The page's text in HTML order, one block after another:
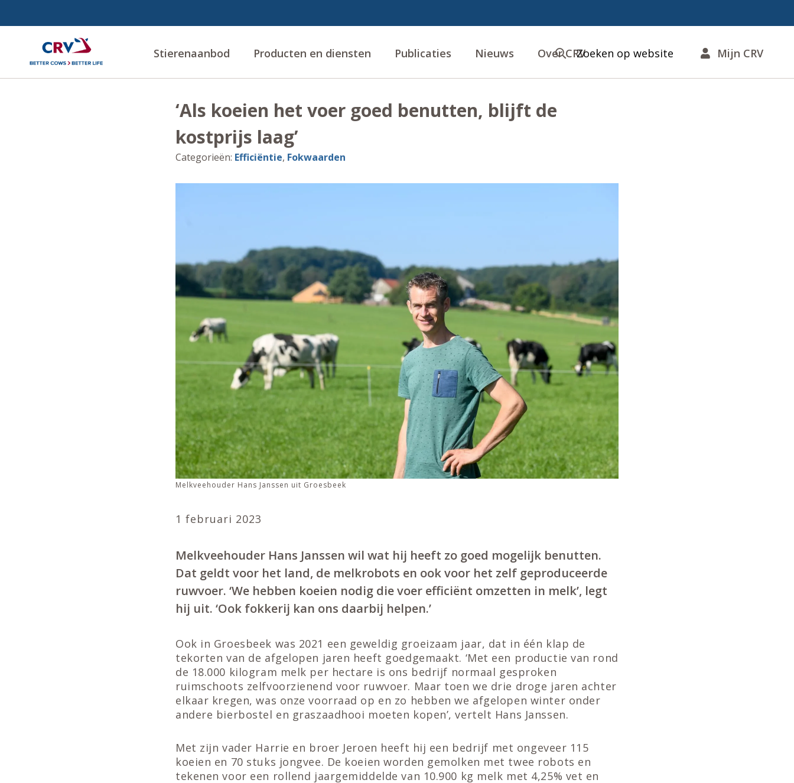
Stierenaanbod Producten en diensten Publicaties Nieuws Over CRVZoeken op website Mijn CRV
‘Als koeien het voer goed benutten, blijft de
kostprijs laag’
Categorieën: Efficiëntie, Fokwaarden
Melkveehouder Hans Janssen uit Groesbeek
1 februari 2023
Melkveehouder Hans Janssen wil wat hij heeft zo goed mogelijk benutten.
Dat geldt voor het land, de melkrobots en ook voor het zelf geproduceerde
ruwvoer. ‘We hebben koeien nodig die voer efficiënt omzetten in melk’, legt
hij uit. ‘Ook fokkerij kan ons daarbij helpen.’
Ook in Groesbeek was 2021 een geweldig groeizaam jaar, dat in één klap de
tekorten van de afgelopen jaren heeft goedgemaakt. ‘Met een productie van rond
de 18.000 kilogram melk per hectare is ons bedrijf normaal gesproken
ruimschoots zelfvoorzienend voor ruwvoer. Maar toen we drie droge jaren achter
elkaar kregen, was onze voorraad op en zo hebben we afgelopen winter onder
andere bierbostel en graszaadhooi moeten kopen’, vertelt Hans Janssen.
Met zijn vader Harrie en broer Jeroen heeft hij een bedrijf met ongeveer 115
koeien en 70 stuks jongvee. De koeien worden gemolken met twee robots en
tekenen voor een rollend jaargemiddelde van 10.900 kg melk met 4,25% vet en